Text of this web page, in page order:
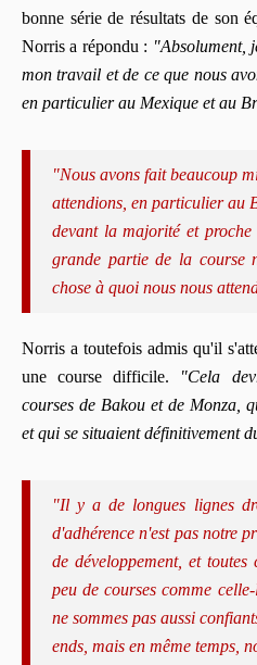
bonne série de résultats de son
Norris a répondu : "Absolument,
mon travail et de ce que nous
en particulier au Mexique et au
"Nous avons fait beaucoup
attendions, en particulier au
devant la majorité et
grande partie de la course
chose à quoi nous nous
Norris a toutefois admis qu'il
une course difficile. "Cela
courses de Bakou et de Monza,
et qui se situaient définitivement
"Il y a de longues lignes
d'adhérence n'est pas notre
de développement, et
peu de courses comme
ne sommes pas aussi
ends, mais en même temps,